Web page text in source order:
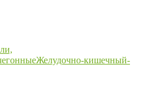
Желудочно-кишечный-